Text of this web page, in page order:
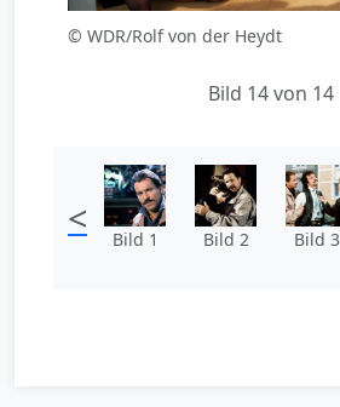
© WDR/Rolf von der Heydt
Bild 14 von 14
< Bild 1 Bild 2 Bild 3